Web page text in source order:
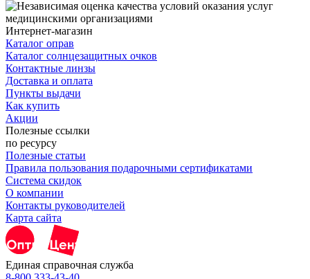
Интернет-магазин
Каталог оправ
Каталог солнцезащитных очков
Контактные линзы
Доставка и оплата
Пункты выдачи
Как купить
Акции
Полезные ссылки
по ресурсу
Полезные статьи
Правила пользования подарочными сертификатами
Система скидок
О компании
Контакты руководителей
Карта сайта
Единая справочная служба